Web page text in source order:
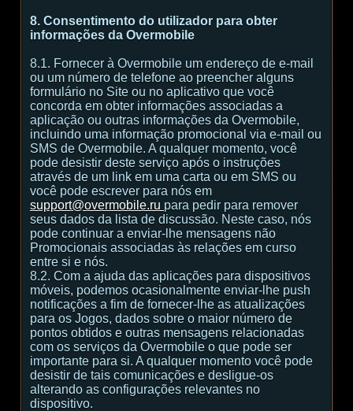
8. Consentimento do utilizador para obter
informações da Overmobile
8.1. Fornecer à Overmobile um endereço de e-mail
ou um número de telefone ao preencher alguns
formulário no Site ou no aplicativo que você
concorda em obter informações associadas a
aplicação ou outras informações da Overmobile,
incluindo uma informação promocional via e-mail ou
SMS de Overmobile. A qualquer momento, você
pode desistir deste serviço após o instruções
através de um link em uma carta ou em SMS ou
você pode escrever para nós em
support@overmobile.ru para pedir para remover
seus dados da lista de discussão. Neste caso, nós
pode continuar a enviar-lhe mensagens não
Promocionais associadas às relações em curso
entre si e nós.
8.2. Com a ajuda das aplicações para dispositivos
móveis, podemos ocasionalmente enviar-lhe push
notificações a fim de fornecer-lhe as atualizações
para os Jogos, dados sobre o maior número de
pontos obtidos e outras mensagens relacionadas
com os serviços da Overmobile o que pode ser
importante para si. A qualquer momento você pode
desistir de tais comunicações e desligue-os
alterando as configurações relevantes no
dispositivo.